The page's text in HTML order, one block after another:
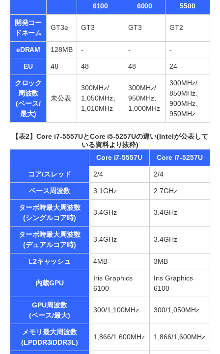
6100
6000
5500
開発コー
ドネーム
GT3e GT3 GT3 GT2
eDRAM 128MB - - -
EU 48 48 48 24
クロック
周波数
(ベース/
最大)
未公表
300MHz/
1,050MHz、
1,010MHz
300MHz/
950MHz、
1,000MHz
300MHz/
850MHz、
900MHz、
950MHz
【表2】Core i7-5557UとCore i5-5257Uの違い(Intelが公表して
いる資料より抜粋)
Core i7-5557U
Core i7-5257U
コア/スレッド 2/4 2/4
ベース周波数 3.1GHz 2.7GHz
ターボ時最大周波数
(シングルコア時)
3.4GHz 3.4GHz
ターボ時最大周波数
(デュアルコア時)
3.4GHz 3.4GHz
L2キャッシュ 4MB 3MB
内蔵GPU
Iris Graphics
6100
Iris Graphics
6100
GPU周波数
(ベース/最大)
300/1,100MHz 300/1,050MHz
メモリ最大周波数
(LPDDR3/DDR3L)
1,866/1,600MHz 1,866/1,600MHz